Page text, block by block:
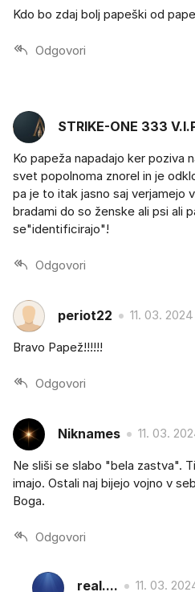
Kdo bo zdaj bolj papeški od
Odgovori
STRIKE-ONE 333
Ko papeža napadajo ker poziva
svet popolnoma znorel in je
pa je to itak jasno saj verjamejo
bradami do so ženske ali psi ali
se"identificirajo"!
Odgovori
periot22 11. 03. 2024
Bravo Papež!!!!!!
Odgovori
Niknames 11. 03.
Ne sliši se slabo "bela zastva".
imajo. Ostali naj bijejo vojno v
Boga.
Odgovori
real.... 11. 03.